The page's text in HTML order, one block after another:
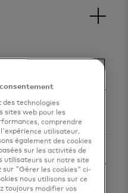
des technologies
sites web pour les
comprendre
utilisateur.
également des cookies
sur les activités de
utilisateurs sur notre site
"Gérer les cookies" ci-
nous utilisons sur ce
toujours modifier vos